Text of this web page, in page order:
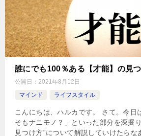
誰にでも100％ある【才能】の見
公開日： 2021年8月12日
マインド
ライフスタイル
こんにちは、ハルカです。 さて。今日
そもナニモノ？」といった部分を深掘
見つけ方”について解説していけたら